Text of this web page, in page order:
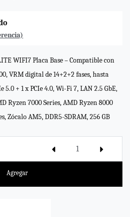
WIFI7 Placa Base – Compatible con
VRM digital de 14+2+2 fases, hasta
5.0 + 1 x PCIe 4.0, Wi-Fi 7, LAN 2.5 GbE,
Ryzen 7000 Series, AMD Ryzen 8000
Zócalo AM5, DDR5-SDRAM, 256 GB
Agregar